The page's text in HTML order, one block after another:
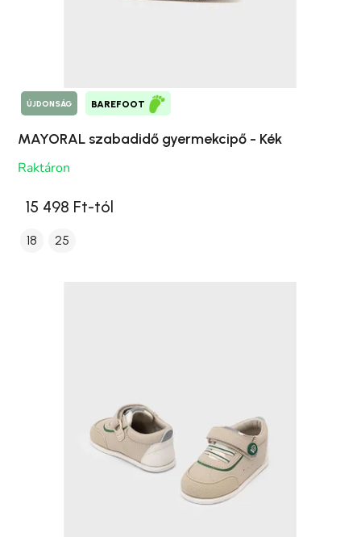
ÚJDONSÁG BAREFOOT
MAYORAL szabadidő gyermekcipő - Kék
Raktáron
15 498 Ft-tól
18 25